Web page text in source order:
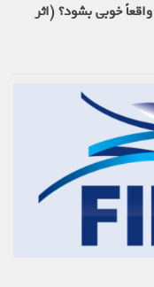
خوبی بشود؟ (اثر